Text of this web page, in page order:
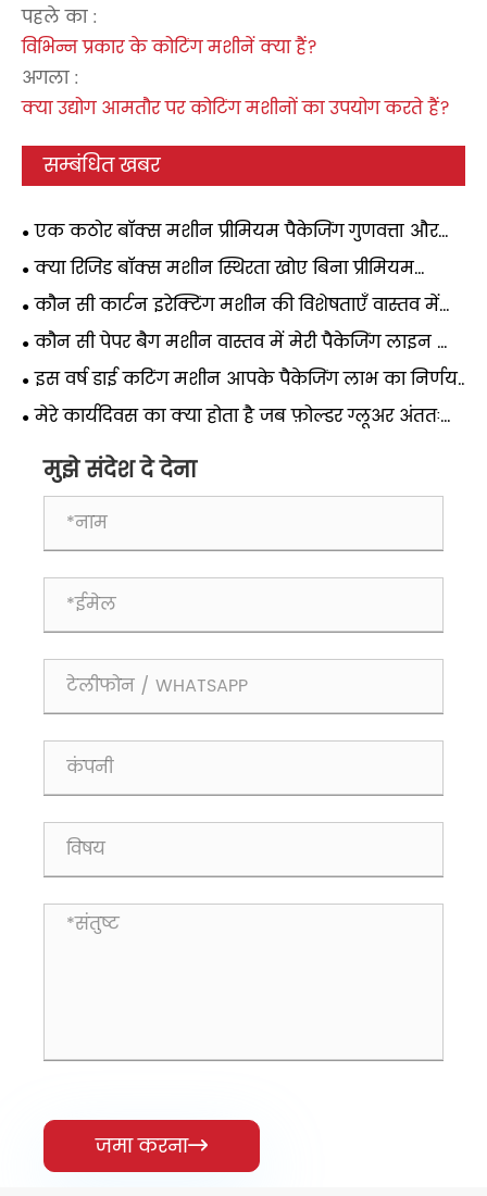
पहले का :
विभिन्न प्रकार के कोटिंग मशीनें क्या हैं?
अगला :
क्या उद्योग आमतौर पर कोटिंग मशीनों का उपयोग करते हैं?
सम्बंधित खबर
एक कठोर बॉक्स मशीन प्रीमियम पैकेजिंग गुणवत्ता और
लाभप्रदता में कैसे सुधार करती है?
क्या रिजिड बॉक्स मशीन स्थिरता खोए बिना प्रीमियम
पैकेजिंग को स्केल करने का सबसे तेज़ तरीका है?
कौन सी कार्टन इरेक्टिंग मशीन की विशेषताएँ वास्तव में
मेरी पैकेजिंग लाइन की लागत में कटौती करती हैं?
कौन सी पेपर बैग मशीन वास्तव में मेरी पैकेजिंग लाइन को
ऊपर उठाती है?
इस वर्ष डाई कटिंग मशीन आपके पैकेजिंग लाभ का निर्णय
क्यों करती है?
मेरे कार्यदिवस का क्या होता है जब फ़ोल्डर ग्लूअर अंततः
मुझे संदेश दे देना
जमा करना